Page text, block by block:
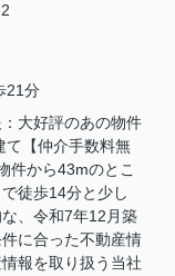
21分
大好評のあの物件
て【仲介手数料無
件から43mのとこ
徒歩14分と少し
、令和7年12月築
に合った不動産情
報を取り扱う当社